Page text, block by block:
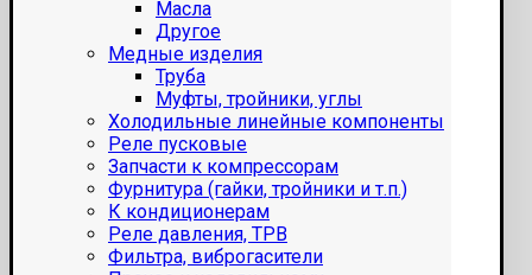
Масла
Другое
Медные изделия
Труба
Муфты, тройники, углы
Холодильные линейные компоненты
Реле пусковые
Запчасти к компрессорам
Фурнитура (гайки, тройники и т.п.)
К кондиционерам
Реле давления, ТРВ
Фильтра, виброгасители